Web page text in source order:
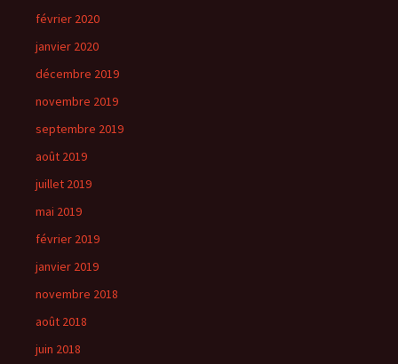
février 2020
janvier 2020
décembre 2019
novembre 2019
septembre 2019
août 2019
juillet 2019
mai 2019
février 2019
janvier 2019
novembre 2018
août 2018
juin 2018